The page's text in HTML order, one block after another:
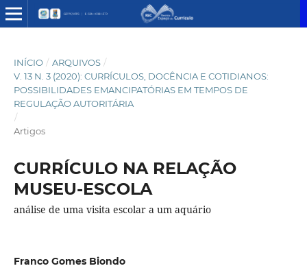
INÍCIO / ARQUIVOS /
V. 13 N. 3 (2020): CURRÍCULOS, DOCÊNCIA E COTIDIANOS:
POSSIBILIDADES EMANCIPATÓRIAS EM TEMPOS DE
REGULAÇÃO AUTORITÁRIA
/
Artigos
CURRÍCULO NA RELAÇÃO
MUSEU-ESCOLA
análise de uma visita escolar a um aquário
Franco Gomes Biondo